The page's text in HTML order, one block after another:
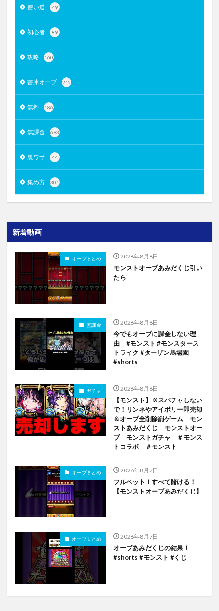
使い道 49
初心者 89
攻略 160
書庫オーブ 245
無料 186
無課金 693
裏ワザ 44
集め方 301
新着動画
オーブまとめ 2026年8月8日
モンストオーブあみだくじ引い
たら
無課金 2026年8月8日
今でもオーブに課金しない理
由 #モンスト #モンスタース
トライク #ターザン馬場園
#shorts
ガチャ 2026年8月8日
【モンスト】※スパチャしない
で！リンネやアイボリー即売却
＆オーブ全削除罰ゲーム モン
ストあみだくじ モンストオー
ブ モンストガチャ ＃モンス
トコラボ ＃モンスト
オーブまとめ 2026年8月7日
フルベット！すべて賭ける！
【モンストオーブあみだくじ】
オーブまとめ 2026年8月7日
オーブあみだくじの結果！
#shorts #モンスト #くじ